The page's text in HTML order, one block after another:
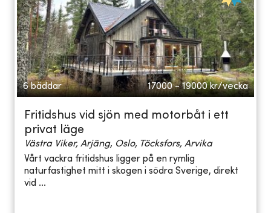
6 bäddar 17000 - 19000 kr/vecka
Fritidshus vid sjön med motorbåt i ett
privat läge
Västra Viker, Arjäng, Oslo, Töcksfors, Arvika
Vårt vackra fritidshus ligger på en rymlig
naturfastighet mitt i skogen i södra Sverige, direkt
vid ...